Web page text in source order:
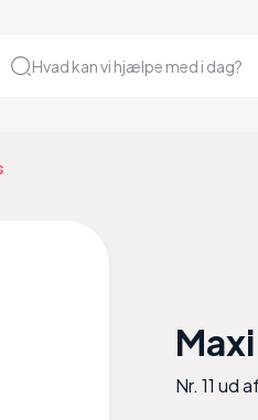
Hvad kan vi hjælpe med i dag?
Nr. 11 ud